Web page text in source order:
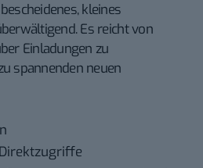
kleines
Es reicht von
Einladungen zu
spannenden neuen